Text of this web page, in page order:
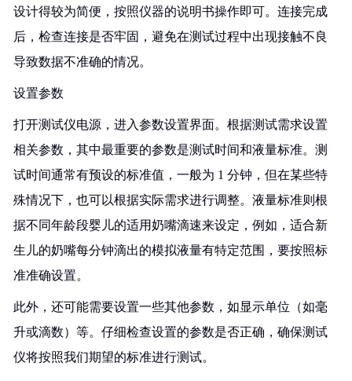
设计得较为简便，按照仪器的说明书操作即可。连接完成
后，检查连接是否牢固，避免在测试过程中出现接触不良
导致数据不准确的情况。
设置参数
打开测试仪电源，进入参数设置界面。根据测试需求设置
相关参数，其中最重要的参数是测试时间和液量标准。测
试时间通常有预设的标准值，一般为 1 分钟，但在某些特
殊情况下，也可以根据实际需求进行调整。液量标准则根
据不同年龄段婴儿的适用奶嘴滴速来设定，例如，适合新
生儿的奶嘴每分钟滴出的模拟液量有特定范围，要按照标
准准确设置。
此外，还可能需要设置一些其他参数，如显示单位（如毫
升或滴数）等。仔细检查设置的参数是否正确，确保测试
仪将按照我们期望的标准进行测试。